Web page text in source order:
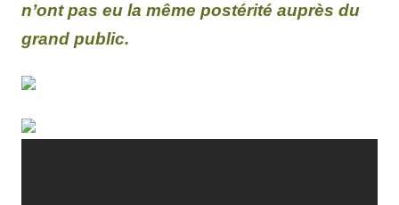
n’ont pas eu la même postérité auprès du
grand public.